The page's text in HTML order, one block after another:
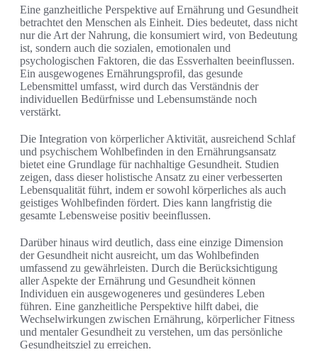
Eine ganzheitliche Perspektive auf Ernährung und Gesundheit
betrachtet den Menschen als Einheit. Dies bedeutet, dass nicht
nur die Art der Nahrung, die konsumiert wird, von Bedeutung
ist, sondern auch die sozialen, emotionalen und
psychologischen Faktoren, die das Essverhalten beeinflussen.
Ein ausgewogenes Ernährungsprofil, das gesunde
Lebensmittel umfasst, wird durch das Verständnis der
individuellen Bedürfnisse und Lebensumstände noch
verstärkt.
Die Integration von körperlicher Aktivität, ausreichend Schlaf
und psychischem Wohlbefinden in den Ernährungsansatz
bietet eine Grundlage für nachhaltige Gesundheit. Studien
zeigen, dass dieser holistische Ansatz zu einer verbesserten
Lebensqualität führt, indem er sowohl körperliches als auch
geistiges Wohlbefinden fördert. Dies kann langfristig die
gesamte Lebensweise positiv beeinflussen.
Darüber hinaus wird deutlich, dass eine einzige Dimension
der Gesundheit nicht ausreicht, um das Wohlbefinden
umfassend zu gewährleisten. Durch die Berücksichtigung
aller Aspekte der Ernährung und Gesundheit können
Individuen ein ausgewogeneres und gesünderes Leben
führen. Eine ganzheitliche Perspektive hilft dabei, die
Wechselwirkungen zwischen Ernährung, körperlicher Fitness
und mentaler Gesundheit zu verstehen, um das persönliche
Gesundheitsziel zu erreichen.